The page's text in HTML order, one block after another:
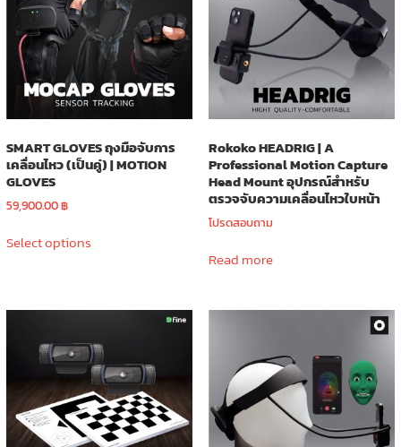
SMART GLOVES ถุงมือจับการ
เคลื่อนไหว (เป็นคู่) | MOTION
GLOVES
59,900.00฿
Select optionsproduct
variants.
options
may
be
chosen
on
Rokoko HEADRIG | A
Professional Motion Capture
Head Mount อุปกรณ์สำหรับ
ตรวจจับความเคลื่อนไหวใบหน้า
โปรดสอบถาม
Read more